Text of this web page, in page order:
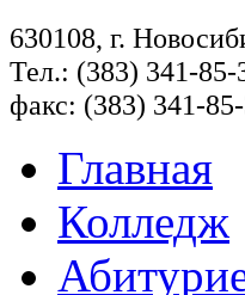
630108, г.
Тел.: (383) 341-85-
факс: (383) 341-
Главная
Колледж